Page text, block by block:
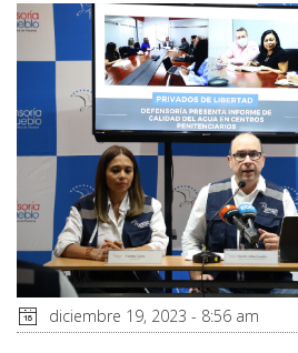
diciembre 19, 2023 - 8:56 am